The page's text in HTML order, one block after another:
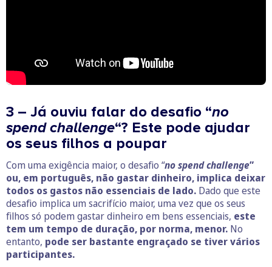
3 – Já ouviu falar do desafio “no
spend challenge“? Este pode ajudar
os seus filhos a poupar
Com uma exigência maior, o desafio “no spend challenge”
ou, em português, não gastar dinheiro, implica deixar
todos os gastos não essenciais de lado. Dado que este
desafio implica um sacrifício maior, uma vez que os seus
filhos só podem gastar dinheiro em bens essenciais, este
tem um tempo de duração, por norma, menor. No
entanto, pode ser bastante engraçado se tiver vários
participantes.